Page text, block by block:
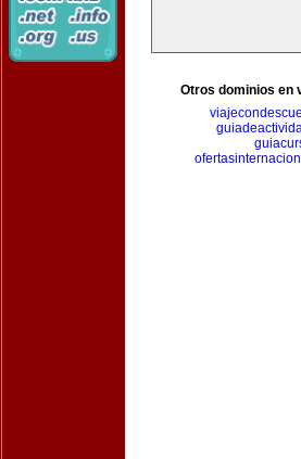
Otros dominios en